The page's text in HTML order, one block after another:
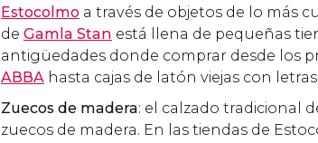
Estocolmo a través de objetos de lo más
de Gamla Stan está llena de pequeñas
antigüedades donde comprar desde los
ABBA hasta cajas de latón viejas con
Zuecos de madera: el calzado tradicional
zuecos de madera. En las tiendas de